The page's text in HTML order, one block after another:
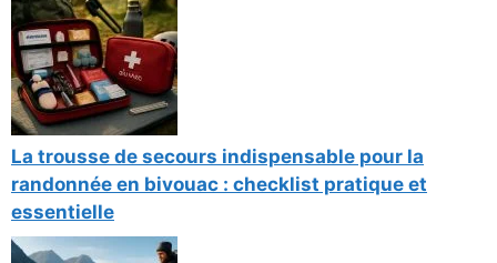
La trousse de secours indispensable pour la
randonnée en bivouac : checklist pratique et
essentielle